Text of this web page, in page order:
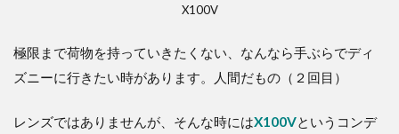
X100V
極限まで荷物を持っていきたくない、なんなら手ぶらでディ
ズニーに行きたい時があります。人間だもの（２回目）
レンズではありませんが、そんな時にはX100Vというコンデ